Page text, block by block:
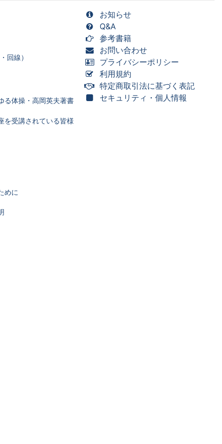
回線）
る体操・高岡英夫著書
を受講されている皆様
めに
お知らせ
Q&A
参考書籍
お問い合わせ
プライバシーポリシー
利用規約
特定商取引法に基づく表記
セキュリティ・個人情報